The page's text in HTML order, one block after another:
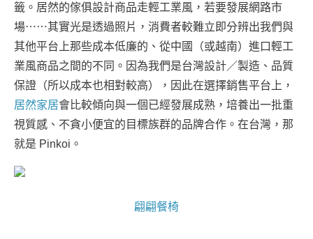
籤。居然的傢俱設計商品走輕工業風，若要發展網路市
場⋯⋯其實光是透過照片，消費者較難立即分辨出我們與
其他平台上那些成本低廉的、從中國（或越南）進口輕工
業風商品之間的不同。因為我們是台灣設計／製造、品質
保證（所以成本也相對較高），因此在選擇銷售平台上，
居然家居會比較傾向與一個已經發展成熟，培養出一批重
視質感、不貪小便宜的目標族群的品牌合作。在台灣，那
就是 Pinkoi。
翩翩餐椅